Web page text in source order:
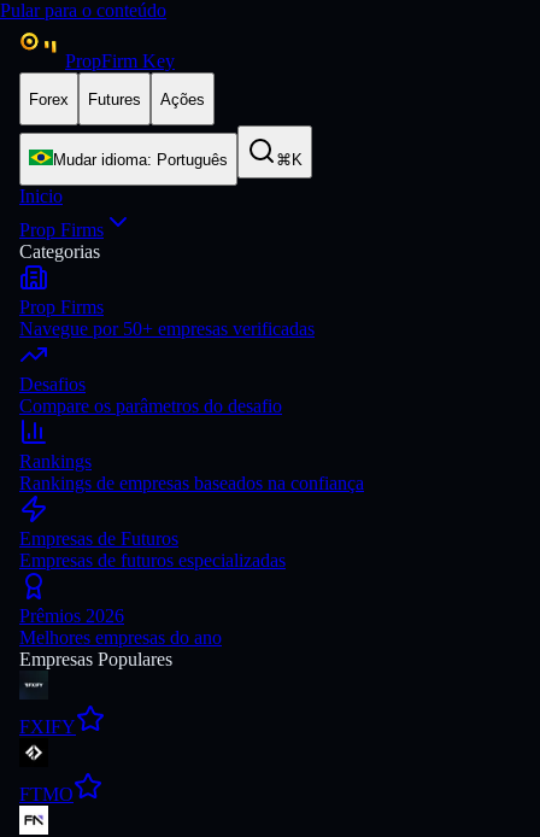
Pular para o conteúdo
PropFirm Key
Forex Futures Ações
Mudar idioma: Português ⌘K
Inicio
Prop Firms
Categorias
Prop Firms
Navegue por 50+ empresas verificadas
Desafios
Compare os parâmetros do desafio
Rankings
Rankings de empresas baseados na confiança
Empresas de Futuros
Empresas de futuros especializadas
Prêmios 2026
Melhores empresas do ano
Empresas Populares
FXIFY
FTMO